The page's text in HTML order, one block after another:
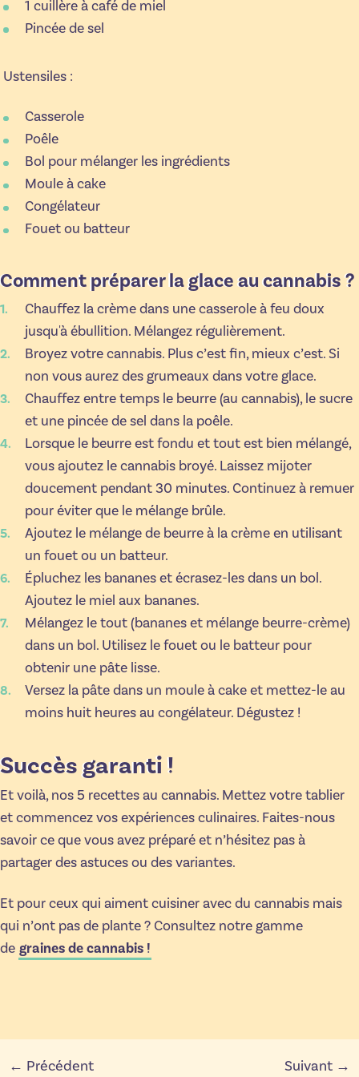
1 cuillère à café de miel
Pincée de sel
Ustensiles :
Casserole
Poêle
Bol pour mélanger les ingrédients
Moule à cake
Congélateur
Fouet ou batteur
Comment préparer la glace au cannabis ?
Chauffez la crème dans une casserole à feu doux
jusqu'à ébullition. Mélangez régulièrement.
Broyez votre cannabis. Plus c’est fin, mieux c’est. Si
non vous aurez des grumeaux dans votre glace.
Chauffez entre temps le beurre (au cannabis), le sucre
et une pincée de sel dans la poêle.
Lorsque le beurre est fondu et tout est bien mélangé,
vous ajoutez le cannabis broyé. Laissez mijoter
doucement pendant 30 minutes. Continuez à remuer
pour éviter que le mélange brûle.
Ajoutez le mélange de beurre à la crème en utilisant
un fouet ou un batteur.
Épluchez les bananes et écrasez-les dans un bol.
Ajoutez le miel aux bananes.
Mélangez le tout (bananes et mélange beurre-crème)
dans un bol. Utilisez le fouet ou le batteur pour
obtenir une pâte lisse.
Versez la pâte dans un moule à cake et mettez-le au
moins huit heures au congélateur. Dégustez !
Succès garanti !
Et voilà, nos 5 recettes au cannabis. Mettez votre tablier
et commencez vos expériences culinaires. Faites-nous
savoir ce que vous avez préparé et n’hésitez pas à
partager des astuces ou des variantes.
Et pour ceux qui aiment cuisiner avec du cannabis mais
qui n’ont pas de plante ? Consultez notre gamme
de graines de cannabis !
← Précédent Suivant →